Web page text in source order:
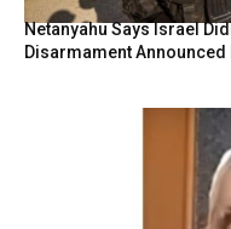
Netanyahu Says Israel
Disarmament Announced